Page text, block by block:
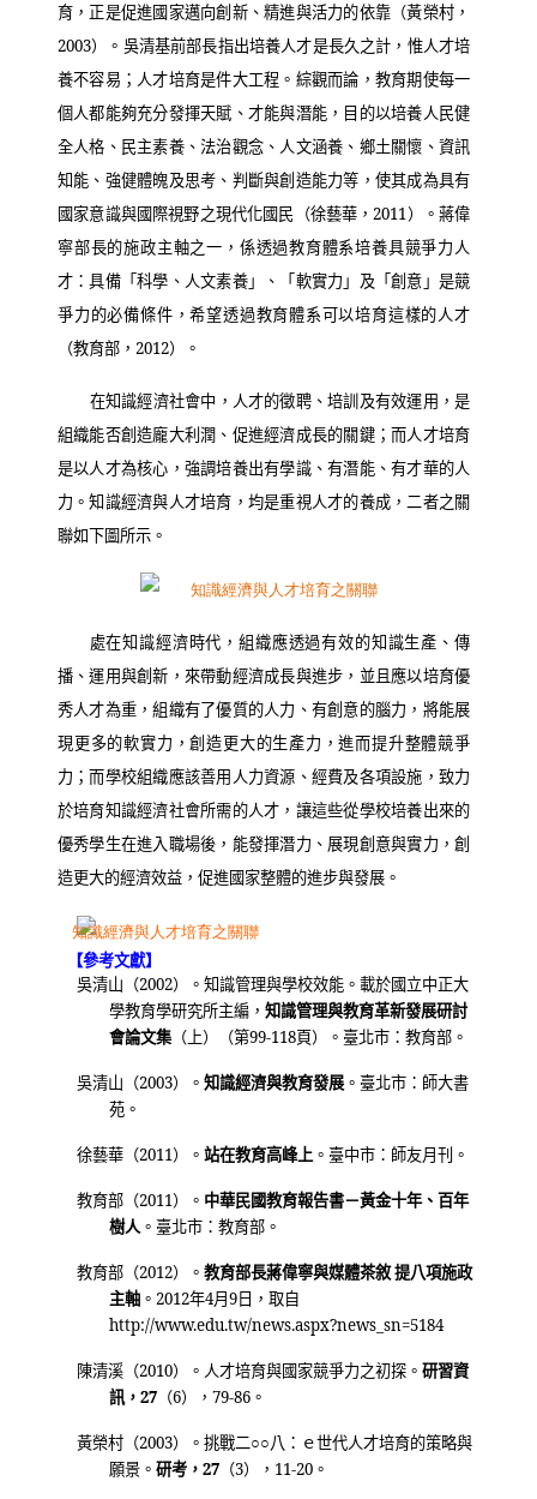
育，正是促進國家邁向創新、精進與活力的依靠（黃榮村，
2003）。吳清基前部長指出培養人才是長久之計，惟人才培
養不容易；人才培育是件大工程。綜觀而論，教育期使每一
個人都能夠充分發揮天賦、才能與潛能，目的以培養人民健
全人格、民主素養、法治觀念、人文涵養、鄉土關懷、資訊
知能、強健體魄及思考、判斷與創造能力等，使其成為具有
國家意識與國際視野之現代化國民（徐藝華，2011）。蔣偉
寧部長的施政主軸之一，係透過教育體系培養具競爭力人
才：具備「科學、人文素養」、「軟實力」及「創意」是競
爭力的必備條件，希望透過教育體系可以培育這樣的人才
（教育部， 2012）。
在知識經濟社會中，人才的徵聘、培訓及有效運用，是
組織能否創造龐大利潤、促進經濟成長的關鍵；而人才培育
是以人才為核心，強調培養出有學識、有潛能、有才華的人
力。知識經濟與人才培育，均是重視人才的養成，二者之關
聯如下圖所示。
處在知識經濟時代，組織應透過有效的知識生產、傳
播、運用與創新，來帶動經濟成長與進步，並且應以培育優
秀人才為重，組織有了優質的人力、有創意的腦力，將能展
現更多的軟實力，創造更大的生產力，進而提升整體競爭
力；而學校組織應該善用人力資源、經費及各項設施，致力
於培育知識經濟社會所需的人才，讓這些從學校培養出來的
優秀學生在進入職場後，能發揮潛力、展現創意與實力，創
造更大的經濟效益，促進國家整體的進步與發展。
【參考文獻】
吳清山（2002）。知識管理與學校效能。載於國立中正大
學教育學研究所主編， 知識管理與教育革新發展研討
會論文集（上）（第99-118頁）。臺北市：教育部。
吳清山（2003）。 知識經濟與教育發展。臺北市：師大書
苑。
徐藝華（2011）。 站在教育高峰上 。臺中市：師友月刊。
教育部（2011）。 中華民國教育報告書－黃金十年、百年
樹人。臺北市：教育部。
教育部（2012）。 教育部長蔣偉寧與媒體茶敘 提八項施政
主軸。 2012年4月 9日 ，取自
http://www.edu.tw/news.aspx?news_sn=5184
陳清溪（2010）。人才培育與國家競爭力之初探。 研習資
訊， 27（6）， 79-86。
黃榮村（2003）。挑戰二○○八：ｅ世代人才培育的策略與
願景。 研考， 27（3）， 11-20。